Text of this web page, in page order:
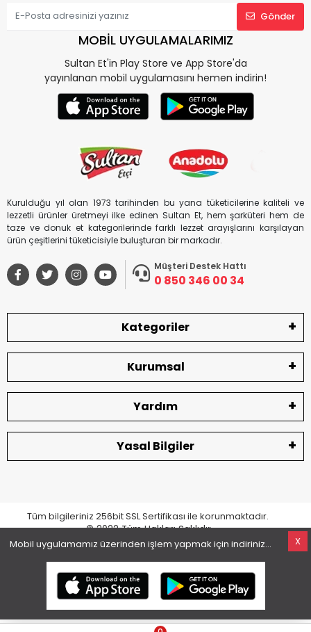
Gönder
MOBİL UYGULAMALARIMIZ
Sultan Et'in Play Store ve App Store'da
yayınlanan mobil uygulamasını hemen indirin!
Kurulduğu yıl olan 1973 tarihinden bu yana tüketicilerine kaliteli ve
lezzetli ürünler üretmeyi ilke edinen Sultan Et, hem şarküteri hem de
taze ve donuk et kategorilerinde farklı lezzet arayışlarını karşılayan
ürün çeşitlerini tüketicisiyle buluşturan bir markadır.
Müşteri Destek Hattı
0 850 346 00 34
Kategoriler
Kurumsal
Yardım
Yasal Bilgiler
Tüm bilgileriniz 256bit SSL Sertifikası ile korunmaktadır.
© 2022Tüm Hakları Saklıdır
X
Mobil uygulamamız üzerinden işlem yapmak için indiriniz...
superKET E-ticaret ve Pazaryeri Entegrasyon Çözümleri